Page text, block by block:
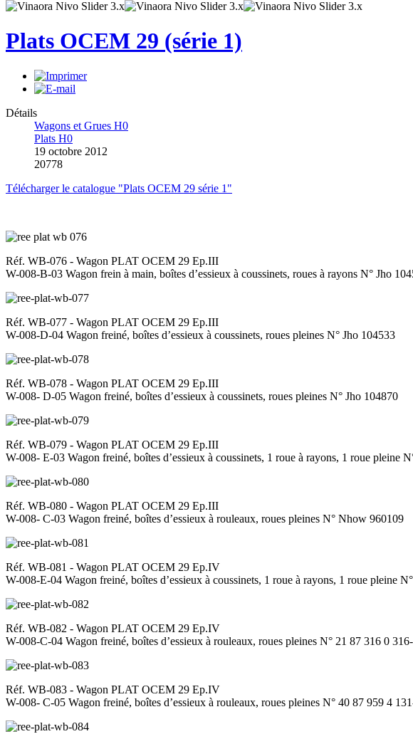
Plats OCEM 29 (série 1)
Détails
Wagons et Grues H0
Plats H0
19 octobre 2012
20778
Télécharger le catalogue "Plats OCEM 29 série 1"
Réf. WB-076 - Wagon PLAT OCEM 29 Ep.III
W-008-B-03 Wagon frein à main, boîtes d’essieux à coussinets, roues à rayons N° Jho
Réf. WB-077 - Wagon PLAT OCEM 29 Ep.III
W-008-D-04 Wagon freiné, boîtes d’essieux à coussinets, roues pleines N° Jho 104533
Réf. WB-078 - Wagon PLAT OCEM 29 Ep.III
W-008- D-05 Wagon freiné, boîtes d’essieux à coussinets, roues pleines N° Jho 104870
Réf. WB-079 - Wagon PLAT OCEM 29 Ep.III
W-008- E-03 Wagon freiné, boîtes d’essieux à coussinets, 1 roue à rayons, 1 roue pleine
Réf. WB-080 - Wagon PLAT OCEM 29 Ep.III
W-008- C-03 Wagon freiné, boîtes d’essieux à rouleaux, roues pleines N° Nhow 960109
Réf. WB-081 - Wagon PLAT OCEM 29 Ep.IV
W-008-E-04 Wagon freiné, boîtes d’essieux à coussinets, 1 roue à rayons, 1 roue pleine
Réf. WB-082 - Wagon PLAT OCEM 29 Ep.IV
W-008-C-04 Wagon freiné, boîtes d’essieux à rouleaux, roues pleines N° 21 87 316 0 316-
Réf. WB-083 - Wagon PLAT OCEM 29 Ep.IV
W-008- C-05 Wagon freiné, boîtes d’essieux à rouleaux, roues pleines N° 40 87 959 4